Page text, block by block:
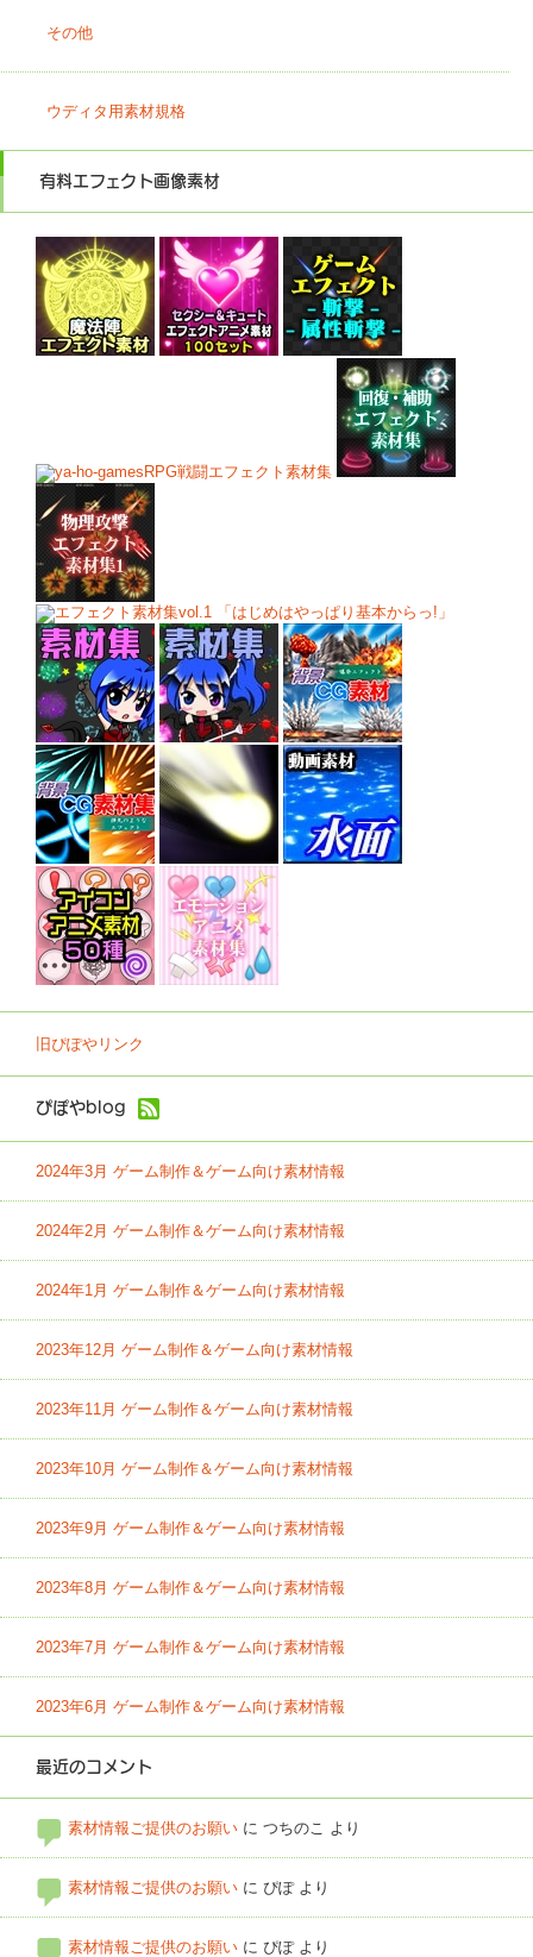
その他
ウディタ用素材規格
有料エフェクト画像素材
旧ぴぽやリンク
ぴぽやblog
2024年3月 ゲーム制作＆ゲーム向け素材情報
2024年2月 ゲーム制作＆ゲーム向け素材情報
2024年1月 ゲーム制作＆ゲーム向け素材情報
2023年12月 ゲーム制作＆ゲーム向け素材情報
2023年11月 ゲーム制作＆ゲーム向け素材情報
2023年10月 ゲーム制作＆ゲーム向け素材情報
2023年9月 ゲーム制作＆ゲーム向け素材情報
2023年8月 ゲーム制作＆ゲーム向け素材情報
2023年7月 ゲーム制作＆ゲーム向け素材情報
2023年6月 ゲーム制作＆ゲーム向け素材情報
最近のコメント
素材情報ご提供のお願い に つちのこ より
素材情報ご提供のお願い に ぴぽより
素材情報ご提供のお願い に ぴぽより